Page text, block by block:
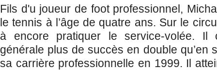
Fils d'u joueur de foot professionnel,
le tennis à l’âge de quatre ans. Sur le
à encore pratiquer le service-volée. Il
générale plus de succès en double qu’en
sa carrière professionnelle en 1999. Il